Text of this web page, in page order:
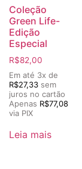
Coleção
Green Life-
Edição
Especial
R$82,00
Em até 3x de
R$27,33 sem
juros no cartão
Apenas R$77,08
via PIX
Leia mais